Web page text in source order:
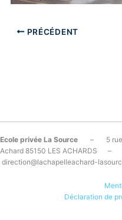
PRÉCÉDENT
Ecole privée La Source – 5 rue
Achard 85150 LES ACHARDS
direction@lachapelleachard-
Déclaration de